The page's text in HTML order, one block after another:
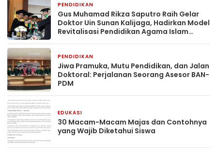
PENDIDIKAN
Gus Muhamad Rikza Saputro Raih Gelar
Doktor Uin Sunan Kalijaga, Hadirkan Model
Revitalisasi Pendidikan Agama Islam
PENDIDIKAN
Jiwa Pramuka, Mutu Pendidikan, dan Jalan
Doktoral: Perjalanan Seorang Asesor BAN-
PDM
EDUKASI
30 Macam-Macam Majas dan Contohnya
yang Wajib Diketahui Siswa